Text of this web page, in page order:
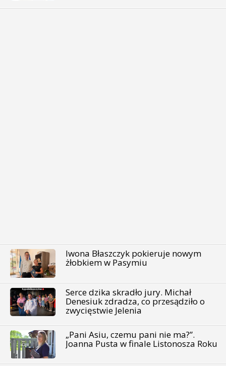
Iwona Błaszczyk pokieruje nowym
żłobkiem w Pasymiu
Serce dzika skradło jury. Michał
Denesiuk zdradza, co przesądziło o
zwycięstwie Jelenia
„Pani Asiu, czemu pani nie ma?”.
Joanna Pusta w finale Listonosza Roku